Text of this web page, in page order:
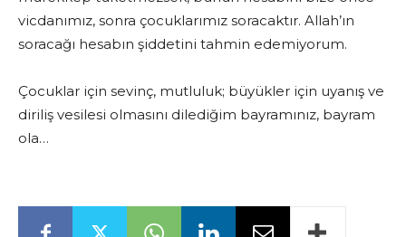
vicdanımız, sonra çocuklarımız soracaktır. Allah’ın
soracağı hesabın şiddetini tahmin edemiyorum.
Çocuklar için sevinç, mutluluk; büyükler için uyanış ve
diriliş vesilesi olmasını dilediğim bayramınız, bayram
ola…